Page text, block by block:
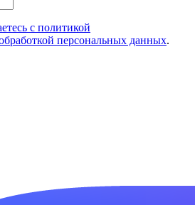
с политикой
персональных данных.